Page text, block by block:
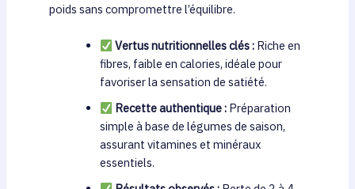
poids sans compromettre l’équilibre.
Vertus nutritionnelles clés : Riche en
fibres, faible en calories, idéale pour
favoriser la sensation de satiété.
Recette authentique : Préparation
simple à base de légumes de saison,
assurant vitamines et minéraux
essentiels.